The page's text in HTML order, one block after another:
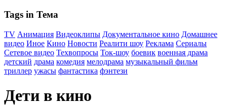
Tags in Тема
TV Анимация Видеоклипы Документальное кино Домашнее
видео Иное Кино Новости Реалити шоу Реклама Сериалы
Сетевое видео Техвопросы Ток-шоу боевик военная драма
детский драма комедия мелодрама музыкальный фильм
триллер ужасы фантастика фэнтези
Дети в кино